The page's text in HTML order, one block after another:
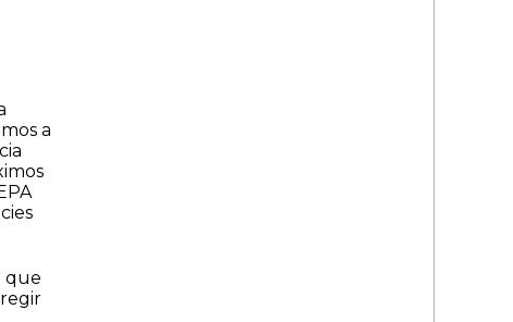
a
que